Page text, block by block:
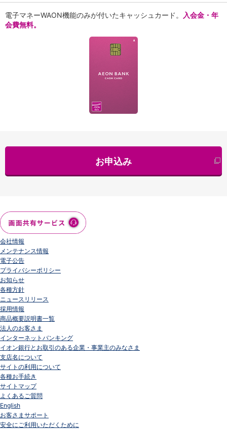
電子マネーWAON機能のみが付いたキャッシュカード。
入会金・年
会費無料。
お申込み
会社情報
メンテナンス情報
電子公告
プライバシーポリシー
お知らせ
各種方針
ニュースリリース
採用情報
商品概要説明書一覧
法人のお客さま
インターネットバンキング
イオン銀行とお取引のある企業・事業主のみなさま
支店名について
サイトの利用について
各種お手続き
サイトマップ
よくあるご質問
English
お客さまサポート
安全にご利用いただくために